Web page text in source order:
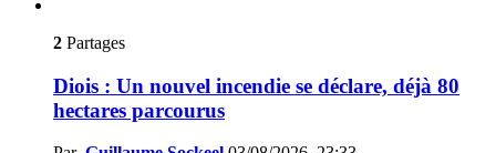
2 Partages
Diois : Un nouvel incendie se déclare, déjà 80
hectares parcourus